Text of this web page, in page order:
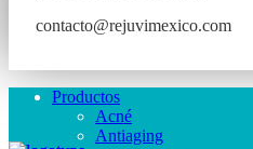
contacto@rejuvimexico.com
Productos
Acné
Antiaging